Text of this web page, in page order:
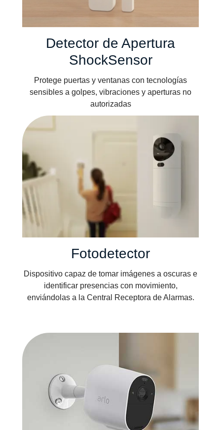
Detector de Apertura
ShockSensor
Protege puertas y ventanas con tecnologías
sensibles a golpes, vibraciones y aperturas no
autorizadas
Fotodetector
Dispositivo capaz de tomar imágenes a oscuras e
identificar presencias con movimiento,
enviándolas a la Central Receptora de Alarmas.